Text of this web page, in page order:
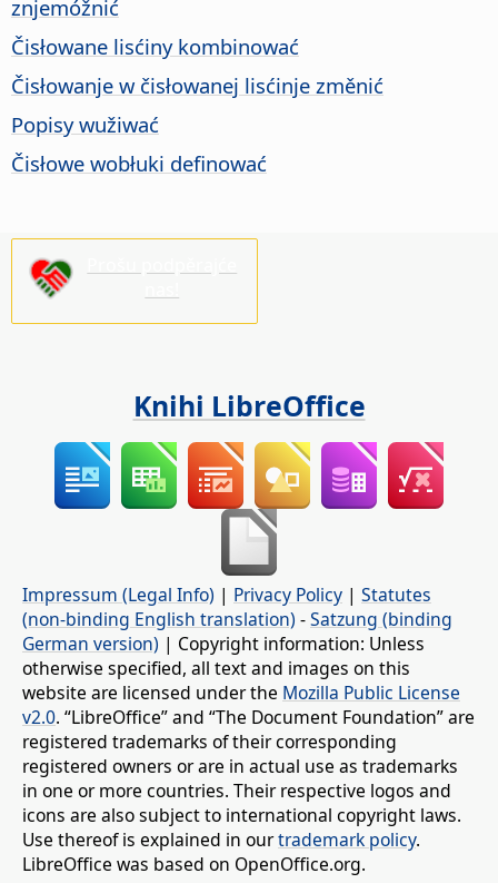
znjemóžnić
Čisłowane lisćiny kombinować
Čisłowanje w čisłowanej lisćinje změnić
Popisy wužiwać
Čisłowe wobłuki definować
Knihi LibreOffice
Impressum (Legal Info) | Privacy Policy | Statutes
(non-binding English translation) -Satzung (binding
German version) | Copyright information: Unless
otherwise specified, all text and images on this
website are licensed under the Mozilla Public License
v2.0. “LibreOffice” and “The Document Foundation” are
registered trademarks of their corresponding
registered owners or are in actual use as trademarks
in one or more countries. Their respective logos and
icons are also subject to international copyright laws.
Use thereof is explained in ourtrademark policy.
LibreOffice was based on OpenOffice.org.